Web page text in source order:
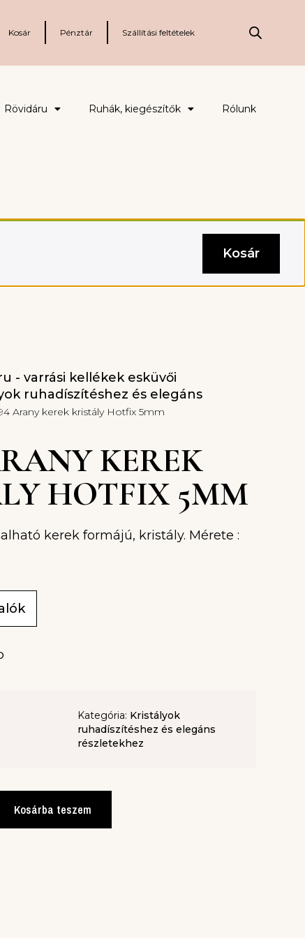
Kosár Pénztár Szállítási feltételek
Rövidáru Ruhák, kiegészítők Rólunk
Kosár
- varrási kellékek esküvői
ruhadíszítéshez és elegáns
Arany kerek kristály Hotfix 5mm
KEREK
HOTFIX 5MM
kerek formájú, kristály. Mérete :
Kategória: Kristályok
ruhadíszítéshez és elegáns
részletekhez
Kosárba teszem